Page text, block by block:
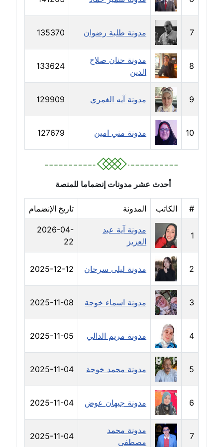
مدونة خالد العامري
معلق
مدونة خالد دومه
عاملة
مدونة خالد صالح
عاملة
مدونة خالد عويس
عاملة
مدونة خالد منير
مدونة خليل السيد
عاملة
مدونة خولة سعيدان
عاملة
مدونة داليا السعيد
موقوف
مدونة داليا فاروق
عاملة
مدونة داليا نور
عاملة
مدونة دعاء البدري
عاملة
مدونة دعاء الجابي
عاملة
7 مدونة طلبة رضوان 135370
8
مدونة حنان صلاح
الدين
133624
9 مدونة آيه الغمري 129909
10 مدونة مني امين 127679
أحدث عشر مدونات إنضماما للمنصة
# الكاتب المدونة تاريخ الإنضمام
1
مدونة آية عبد
العزيز
2026-04-
22
2 مدونة ليلى سرحان 2025-12-12
3 مدونة اسماء خوجة 2025-11-08
4 مدونة مريم الدالي 2025-11-05
5 مدونة محمد خوجة 2025-11-04
6 مدونة جيهان عوض 2025-11-04
7
مدونة محمد
مصطفى
2025-11-04